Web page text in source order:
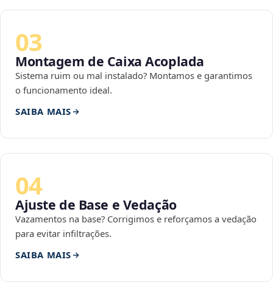
03
Montagem de Caixa Acoplada
Sistema ruim ou mal instalado? Montamos e garantimos
o funcionamento ideal.
SAIBA MAIS
04
Ajuste de Base e Vedação
Vazamentos na base? Corrigimos e reforçamos a vedação
para evitar infiltrações.
SAIBA MAIS